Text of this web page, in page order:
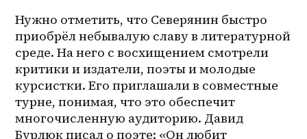
Нужно отметить, что Северянин быстро
приобрёл небывалую славу в литературной
среде. На него с восхищением смотрели
критики и издатели, поэты и молодые
курсистки. Его приглашали в совместные
турне, понимая, что это обеспечит
многочисленную аудиторию. Давид
Бурлюк писал о поэте: «Он любит